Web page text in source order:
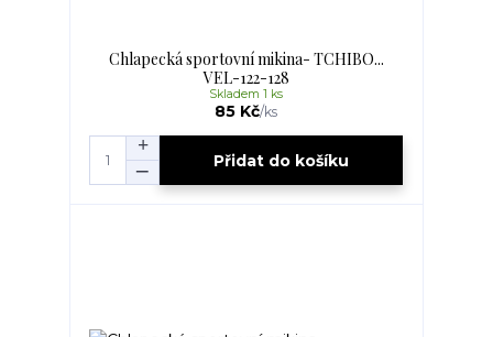
Chlapecká sportovní mikina- TCHIBO...
VEL-122-128
85 Kč/ks
Skladem 1 ks
Přidat do košíku